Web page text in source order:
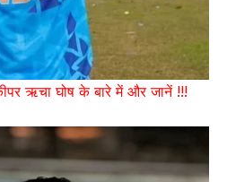
ऋचा घोष के बारे में और जानें !!!